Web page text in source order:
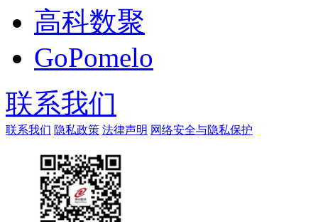
高科数聚
GoPomelo
联系我们
联系我们 隐私政策 法律声明 网络安全与隐私保护